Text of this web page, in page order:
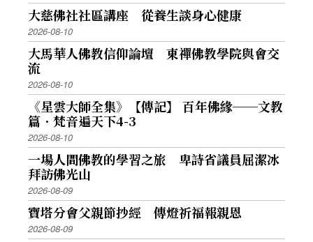
大慈佛社社區講座 從養生談身心健康
2026-08-10
大馬華人佛教信仰論壇 東禪佛教學院與會交
流
2026-08-10
《星雲大師全集》【傳記】 百年佛緣──文教
篇．梵音遍天下4-3
2026-08-10
一場人間佛教的學習之旅 卑詩省議員屈潔冰
拜訪佛光山
2026-08-09
寶塔分會父親節抄經 傳燈祈福報親恩
2026-08-09